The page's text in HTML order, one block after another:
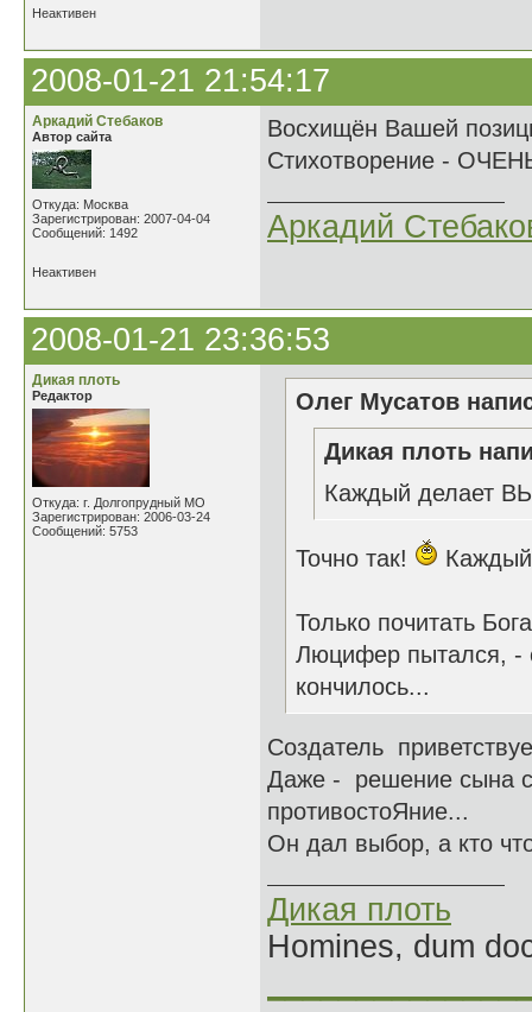
Неактивен
2008-01-21 21:54:17
Аркадий Стебаков
Автор сайта
Откуда: Москва
Зарегистрирован: 2007-04-04
Сообщений: 1492
Восхищён Вашей
Стихотворение -
Аркадий
Неактивен
2008-01-21 23:36:53
Дикая плоть
Редактор
Откуда: г. Долгопрудный МО
Зарегистрирован: 2006-03-24
Сообщений: 5753
Олег Мусатов
Дикая плоть
Каждый делает
Точно так!
Только почитать
Люцифер пытался, -
кончилось...
Создатель
Даже - решение сына
противостоЯние...
Он дал выбор, а кто
Дикая плоть
Homines, dum